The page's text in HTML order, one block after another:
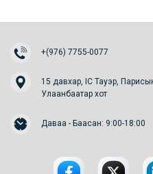
+(976) 7755-0077
15 давхар, IC Тауэр,
Улаанбаатар хот
Даваа - Баасан: 9:00-18:00